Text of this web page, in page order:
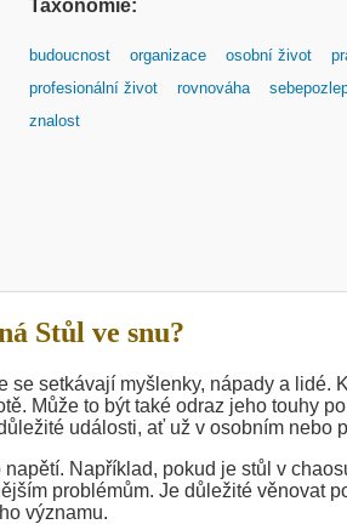
Taxonomie:
budoucnost organizace osobní život
profesionální život
rovnováha
znalost
Stůl ve snu?
setkávají myšlenky, nápady a lidé.
Může to být také odraz jeho touhy
události, ať už v osobním nebo
Například, pokud je stůl v
problémům. Je důležité věnovat
významu.